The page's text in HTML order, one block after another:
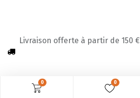
0 0
Livraison offerte à partir de 150 €